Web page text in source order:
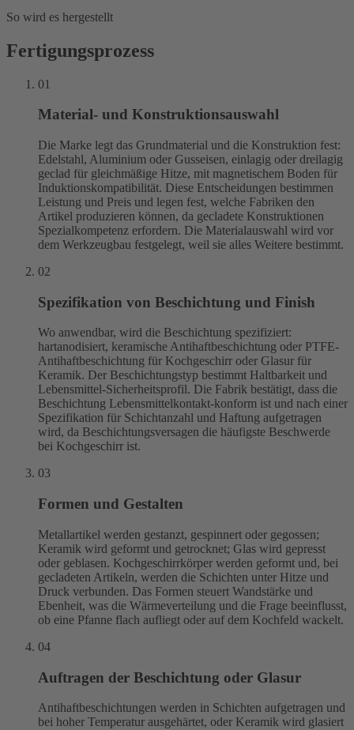
So wird es hergestellt
Fertigungsprozess
01
Material- und Konstruktionsauswahl
Die Marke legt das Grundmaterial und die Konstruktion fest:
Edelstahl, Aluminium oder Gusseisen, einlagig oder dreilagig
geclad für gleichmäßige Hitze, mit magnetischem Boden für
Induktionskompatibilität. Diese Entscheidungen bestimmen
Leistung und Preis und legen fest, welche Fabriken den
Artikel produzieren können, da gecladete Konstruktionen
Spezialkompetenz erfordern. Die Materialauswahl wird vor
dem Werkzeugbau festgelegt, weil sie alles Weitere bestimmt.
02
Spezifikation von Beschichtung und Finish
Wo anwendbar, wird die Beschichtung spezifiziert:
hartanodisiert, keramische Antihaftbeschichtung oder PTFE-
Antihaftbeschichtung für Kochgeschirr oder Glasur für
Keramik. Der Beschichtungstyp bestimmt Haltbarkeit und
Lebensmittel-Sicherheitsprofil. Die Fabrik bestätigt, dass die
Beschichtung Lebensmittelkontakt-konform ist und nach einer
Spezifikation für Schichtanzahl und Haftung aufgetragen
wird, da Beschichtungsversagen die häufigste Beschwerde
bei Kochgeschirr ist.
03
Formen und Gestalten
Metallartikel werden gestanzt, gespinnert oder gegossen;
Keramik wird geformt und getrocknet; Glas wird gepresst
oder geblasen. Kochgeschirrkörper werden geformt und, bei
gecladeten Artikeln, werden die Schichten unter Hitze und
Druck verbunden. Das Formen steuert Wandstärke und
Ebenheit, was die Wärmeverteilung und die Frage beeinflusst,
ob eine Pfanne flach aufliegt oder auf dem Kochfeld wackelt.
04
Auftragen der Beschichtung oder Glasur
Antihaftbeschichtungen werden in Schichten aufgetragen und
bei hoher Temperatur ausgehärtet, oder Keramik wird glasiert